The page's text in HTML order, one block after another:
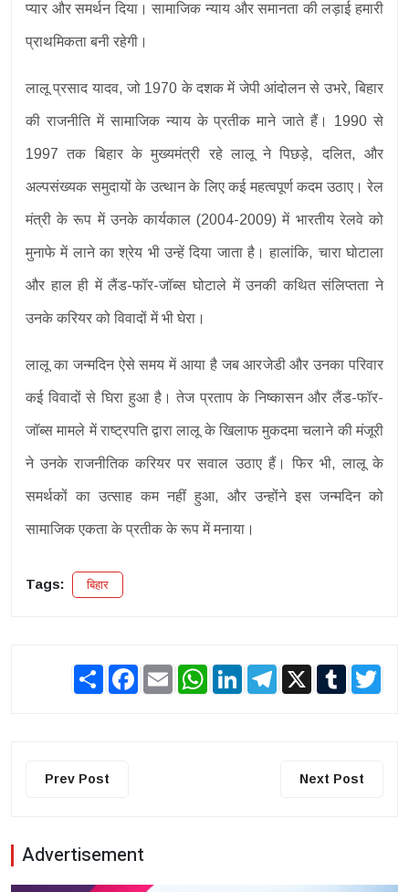
प्यार और समर्थन दिया। सामाजिक न्याय और समानता की लड़ाई हमारी
प्राथमिकता बनी रहेगी।
लालू प्रसाद यादव, जो 1970 के दशक में जेपी आंदोलन से उभरे, बिहार
की राजनीति में सामाजिक न्याय के प्रतीक माने जाते हैं। 1990 से
1997 तक बिहार के मुख्यमंत्री रहे लालू ने पिछड़े, दलित, और
अल्पसंख्यक समुदायों के उत्थान के लिए कई महत्वपूर्ण कदम उठाए। रेल
मंत्री के रूप में उनके कार्यकाल (2004-2009) में भारतीय रेलवे को
मुनाफे में लाने का श्रेय भी उन्हें दिया जाता है। हालांकि, चारा घोटाला
और हाल ही में लैंड-फॉर-जॉब्स घोटाले में उनकी कथित संलिप्तता ने
उनके करियर को विवादों में भी घेरा।
लालू का जन्मदिन ऐसे समय में आया है जब आरजेडी और उनका परिवार
कई विवादों से घिरा हुआ है। तेज प्रताप के निष्कासन और लैंड-फॉर-
जॉब्स मामले में राष्ट्रपति द्वारा लालू के खिलाफ मुकदमा चलाने की मंजूरी
ने उनके राजनीतिक करियर पर सवाल उठाए हैं। फिर भी, लालू के
समर्थकों का उत्साह कम नहीं हुआ, और उन्होंने इस जन्मदिन को
सामाजिक एकता के प्रतीक के रूप में मनाया।
Tags: बिहार
Share Facebook
Email WhatsAppLinkedInTelegram
X Tumblr
Prev Post Next Post
Advertisement